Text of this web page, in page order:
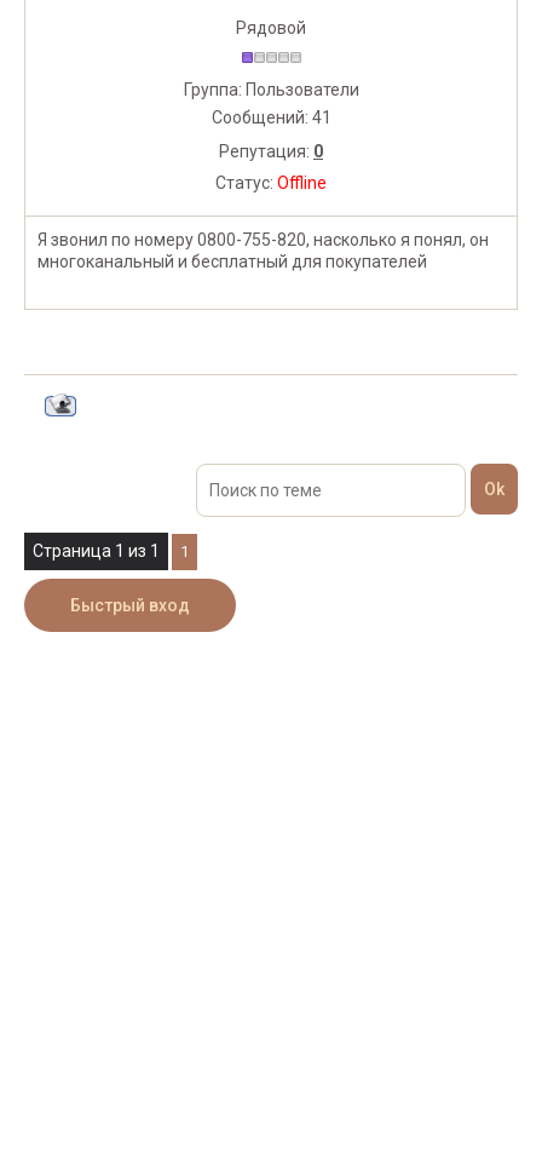
Рядовой
Группа: Пользователи
Сообщений: 41
Репутация: 0
Статус: Offline
Я звонил по номеру 0800-755-820, насколько я понял, он
многоканальный и бесплатный для покупателей
Страница 1 из 1 1